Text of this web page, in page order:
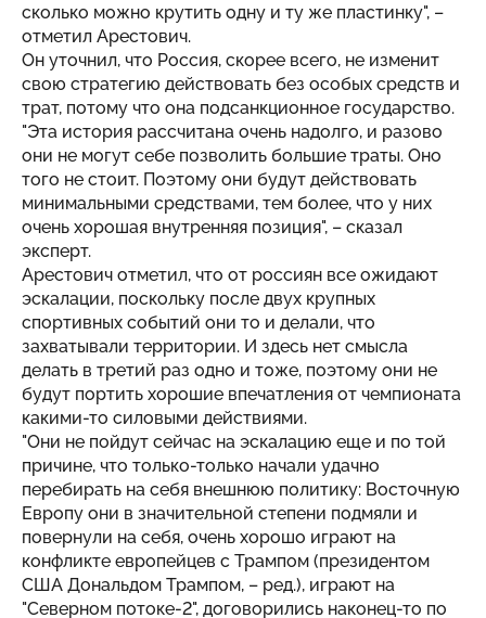
сколько можно крутить одну и ту же пластинку", –
отметил Арестович.
Он уточнил, что Россия, скорее всего, не изменит
свою стратегию действовать без особых средств и
трат, потому что она подсанкционное государство.
"Эта история рассчитана очень надолго, и разово
они не могут себе позволить большие траты. Оно
того не стоит. Поэтому они будут действовать
минимальными средствами, тем более, что у них
очень хорошая внутренняя позиция", – сказал
эксперт.
Арестович отметил, что от россиян все ожидают
эскалации, поскольку после двух крупных
спортивных событий они то и делали, что
захватывали территории. И здесь нет смысла
делать в третий раз одно и тоже, поэтому они не
будут портить хорошие впечатления от чемпионата
какими-то силовыми действиями.
"Они не пойдут сейчас на эскалацию еще и по той
причине, что только-только начали удачно
перебирать на себя внешнюю политику: Восточную
Европу они в значительной степени подмяли и
повернули на себя, очень хорошо играют на
конфликте европейцев с Трампом (президентом
США Дональдом Трампом, – ред.), играют на
"Северном потоке-2", договорились наконец-то по